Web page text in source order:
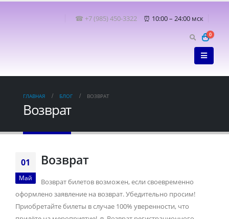
☎ +7 (985) 450-3322 ⏰ 10:00 – 24:00 мск
0
ГЛАВНАЯ БЛОГ ВОЗВРАТ
Возврат
01
Май
Возврат
Возврат билетов возможен, если своевременно
оформлено заявление на возврат. Убедительно просим!
Приобретайте билеты в случае 100% уверенности, что